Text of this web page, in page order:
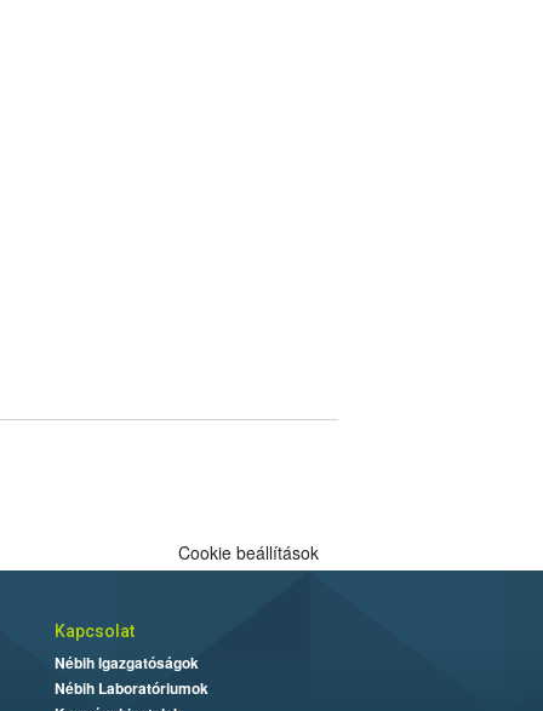
Cookie beállítások
Kapcsolat
Nébih Igazgatóságok
Nébih Laboratóriumok